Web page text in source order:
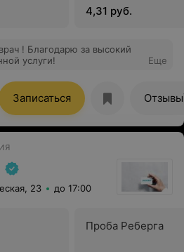
4,31 руб.
! Благодарю за высокий
услуги!
Еще
Записаться Отзывы
23 до 17:00
Проба Реберга